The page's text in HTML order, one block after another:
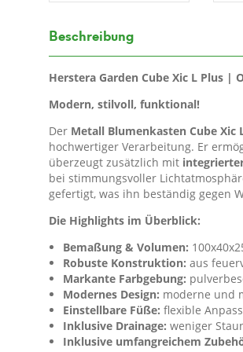
Beschreibung
Herstera Garden Cube Xic L Plus
Modern, stilvoll, funktional!
Der Metall Blumenkasten Cube Xic
hochwertiger Verarbeitung. Er
überzeugt zusätzlich mit
bei stimmungsvoller
gefertigt, was ihn beständig gegen
Die Highlights im Überblick:
Bemaßung & Volumen:
Robuste Konstruktion: aus
Markante Farbgebung:
Modernes Design: moderne und
Einstellbare Füße: flexible
Inklusive Drainage: weniger
Inklusive umfangreichem